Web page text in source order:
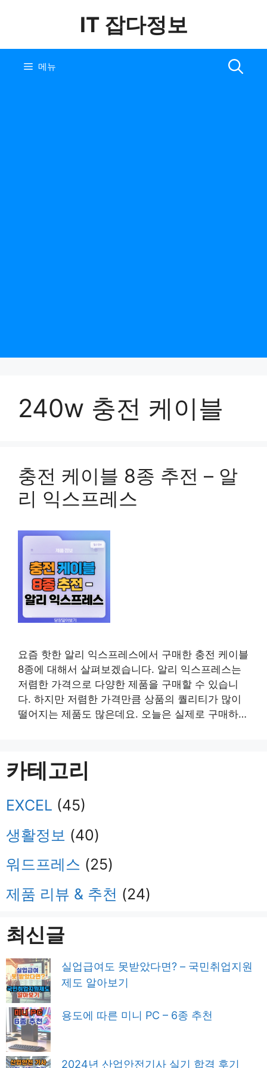
로
IT 잡다정보
메뉴
240w 충전 케이블
충전 케이블 8종 추전 – 알
리 익스프레스
요즘 핫한 알리 익스프레스에서 구매한 충전 케이블
8종에 대해서 살펴보겠습니다. 알리 익스프레스는
저렴한 가격으로 다양한 제품을 구매할 수 있습니
다. 하지만 저렴한 가격만큼 상품의 퀄리티가 많이
떨어지는 제품도 많은데요. 오늘은 실제로 구매하여
한 케이블입니다. 노트북, 태블릿, UMPC, 보조배터
리 등을 충전할 수 있는 케이블인데요. …
카테고리
EXCEL (45)
생활정보 (40)
워드프레스 (25)
제품 리뷰 & 추천 (24)
최신글
실업급여도 못받았다면? – 국민취업지원
제도 알아보기
용도에 따른 미니 PC – 6종 추천
2024년 산업안전기사 실기 합격 후기